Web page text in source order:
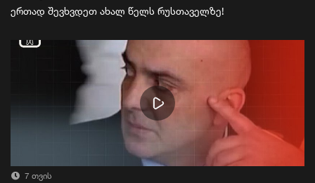
ერთად შევხვდეთ ახალ წელს რუსთაველზე!
7 თვის